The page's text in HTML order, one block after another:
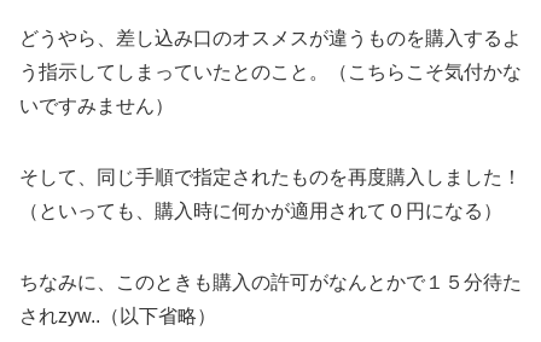
どうやら、差し込み口のオスメスが違うものを購入するよ
う指示してしまっていたとのこと。（こちらこそ気付かな
いですみません）
そして、同じ手順で指定されたものを再度購入しました！
（といっても、購入時に何かが適用されて０円になる）
ちなみに、このときも購入の許可がなんとかで１５分待た
されzyw..（以下省略）